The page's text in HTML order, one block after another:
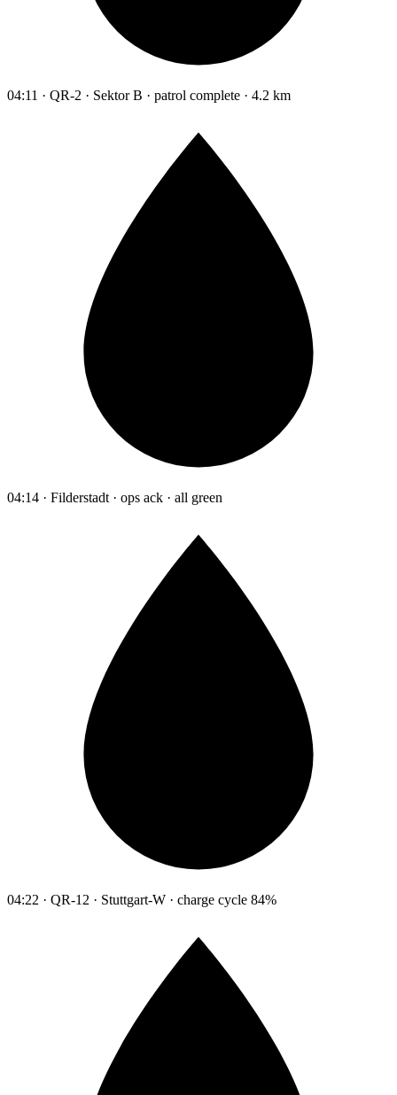
04:11 · QR-2 · Sektor B · patrol complete · 4.2 km
04:14 · Filderstadt · ops ack · all green
04:22 · QR-12 · Stuttgart-W · charge cycle 84%